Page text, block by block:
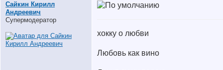
Сайкин Кирилл
Андреевич
Супермодератор
хокку о любви
Любовь как вино